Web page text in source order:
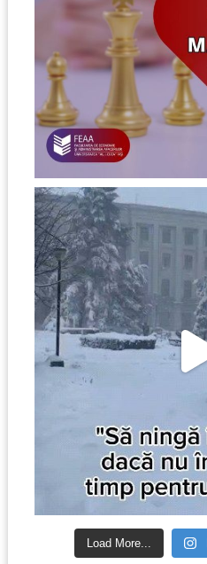
Load More...